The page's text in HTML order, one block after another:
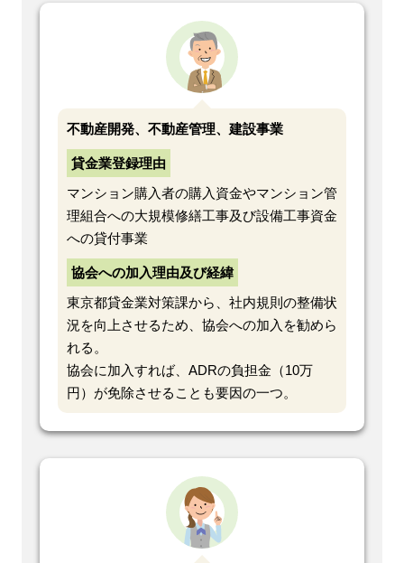
不動産開発、不動産管理、建設事業
貸金業登録理由
マンション購入者の購入資金やマンション管
理組合への大規模修繕工事及び設備工事資金
への貸付事業
協会への加入理由及び経緯
東京都貸金業対策課から、社内規則の整備状
況を向上させるため、協会への加入を勧めら
れる。
協会に加入すれば、ADRの負担金（10万
円）が免除させることも要因の一つ。